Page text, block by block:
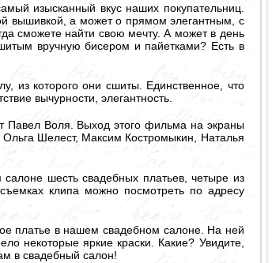
изысканный вкус наших покупательниц.
вышивкой, а может о прямом элегантным, с
сможете найти свою мечту. А может в день
вручную бисером и пайетками? Есть в
из которого они сшиты. Единственное, что
вычурности, элегантность.
Павел Воля. Выход этого фильма на экраны
Шелест, Максим Костромыкин, Наталья
шесть свадебных платьев, четыре из
клипа можно посмотреть по адресу
платье в нашем свадебном салоне. На ней
некоторые яркие краски. Какие? Увидите,
в свадебный салон!